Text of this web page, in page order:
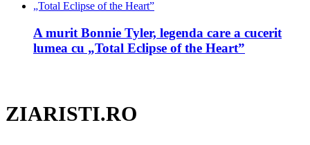
A murit Bonnie Tyler, legenda care a cucerit
lumea cu „Total Eclipse of the Heart”
ZIARISTI.RO